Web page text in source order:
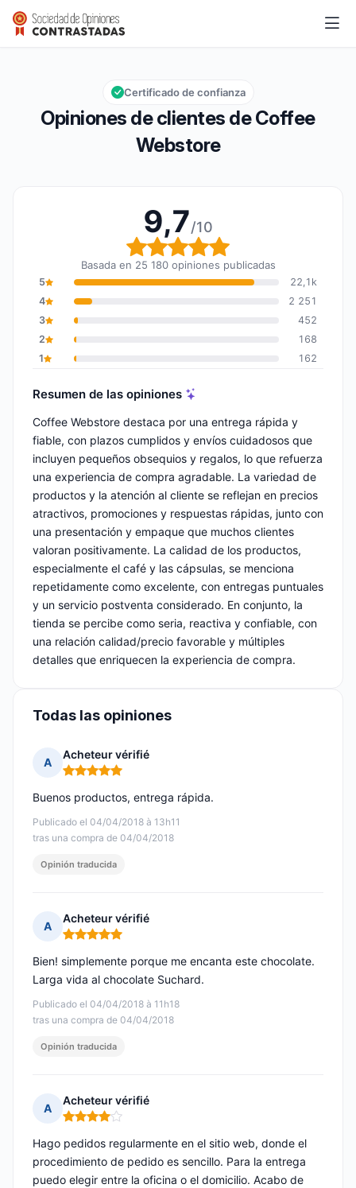
Coffee Webstore
Calificación global: 9,7 de 10
9,7/10
Opiniones de clientes de Coffee
Webstore
Certificado de confianza
9,7/10
Calificación global: 9,7
Basada en 25 180 opiniones publicadas
5
22,1k
4
2 251
3
452
2
168
1
162
Resumen de las opiniones
Coffee Webstore destaca por una entrega rápida y
fiable, con plazos cumplidos y envíos cuidadosos que
incluyen pequeños obsequios y regalos, lo que refuerza
una experiencia de compra agradable. La variedad de
productos y la atención al cliente se reflejan en precios
atractivos, promociones y respuestas rápidas, junto con
una presentación y empaque que muchos clientes
valoran positivamente. La calidad de los productos,
especialmente el café y las cápsulas, se menciona
repetidamente como excelente, con entregas puntuales
y un servicio postventa considerado. En conjunto, la
tienda se percibe como seria, reactiva y confiable, con
una relación calidad/precio favorable y múltiples
detalles que enriquecen la experiencia de compra.
Todas las opiniones
A
Acheteur vérifié
Nota: 5 de 5
Publicado el 04/04/2018 à 13h11
tras una compra de 04/04/2018
Buenos productos, entrega rápida.
Opinión traducida
A
Acheteur vérifié
Nota: 5 de 5
Publicado el 04/04/2018 à 11h18
tras una compra de 04/04/2018
Bien! simplemente porque me encanta este chocolate.
Larga vida al chocolate Suchard.
Opinión traducida
A
Acheteur vérifié
Nota: 4 de 5
Hago pedidos regularmente en el sitio web, donde el
procedimiento de pedido es sencillo. Para la entrega
puedo elegir entre la oficina o el domicilio. Acabo de